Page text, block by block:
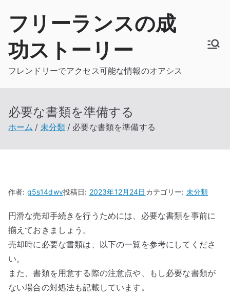
フリーランスの成
功ストーリー
フレンドリーでアクセス可能な情報のオアシス
必要な書類を準備する
ホーム 未分類 必要な書類を準備する
作者: g5s14dwv投稿日: 2023年12月24日 カテゴリー: 未分類
円滑な売却手続きを行うためには、必要な書類を事前に
揃えておきましょう。
売却時に必要な書類は、以下の一覧を参考にしてくださ
い。
また、書類を用意する際の注意点や、もし必要な書類が
ない場合の対処法も記載しています。